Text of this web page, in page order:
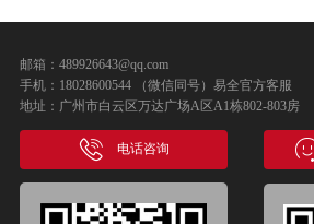
邮箱：489926643@qq.com
手机：18028600544 （微信同号）易全官方客服
地址：广州市白云区万达广场A区A1栋802-803房
电话咨询